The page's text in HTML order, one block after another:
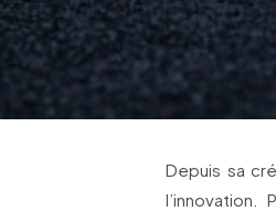
Depuis sa